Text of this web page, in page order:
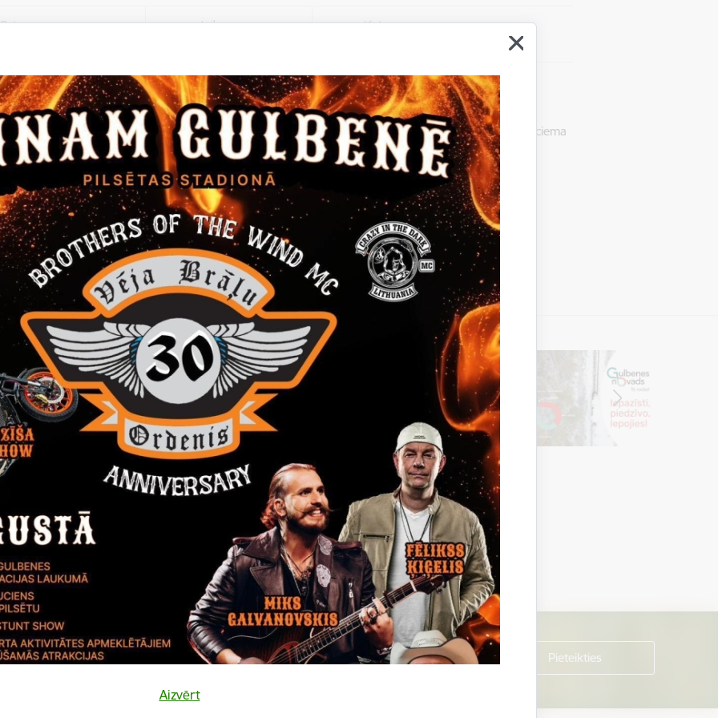
Aizvērt
Datums Laiks Vieta
kalendāram
Lejasciema parkā pie kultūras nama Vasarsvētku koncerts- Aldis Kise" Mūžu izdziedāt" – “Lejasciema
tēmas
Kultūra
Vai šī informācija bija noderīga?
Sniegt atsauksmi